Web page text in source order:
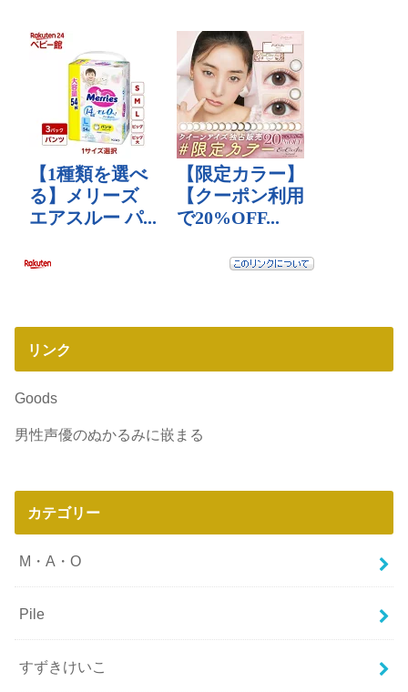
リンク
Goods
男性声優のぬかるみに嵌まる
カテゴリー
M・A・O
Pile
すずきけいこ